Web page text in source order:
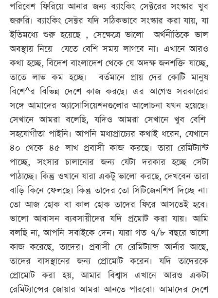
পরিবেশ ফিরিয়ে আনার জন্য ব্যাংকিং সেক্টরের সংস্কার খুব
জরুরি। ব্যাংকিং সেক্টর যদি সঠিকভাবে সংস্কার করা যায়, যা
ইতিমধ্যে শুরু হয়েছে , সেক্ষেত্রে ভালো অর্থনীতিকে ভাল
অবস্থায় নিয়ে যেতে বেশি সময় লাগবে না। এখানে আরও
কথা হচ্ছে, বিদেশ বাংলাদেশ থেকে যে অদক্ষ জনশক্তি যাচ্ছে,
তাতে লাভ কম হচ্ছে। বর্তমানে প্রায় দের কোটি মানুষ
বিশে^র বিভিন্ন দেশে কাজ করছে। এর আগেও সরকারের
সঙ্গে আমাদের অ্যাসোসিয়েশনগুলোর আলোচনা যখন হয়েছে।
সেখানে আমরা বলেছি, যদিও আমরা সেখানে খুব বেশি
সহযোগীতা পাইনি। আপনি মধ্যপ্রাচ্যের কথাই ধরেন, যেখানে
৪০ থেকে ৪৫ লাখ প্রবাসী কাজ করছে। তারা রেমিট্যান্ট
পাচ্ছে, সংসার চালানোর জন্য যেটা দরকার হচ্ছে সেটা
পাঠাচ্ছে। কিন্তু ওখানে যারা একটু ভালো করছে, দেখবেন তারা
বাড়ি কিনে ফেলছে। কিন্তু তাদের তো সিটিজেনশিপ দিচ্ছে না।
তো আজ হোক বা কাল হোক তাদের ফিরে আসতেই হবে।
ভালো আবাসন ব্যবসায়ীদের যদি প্রমোট করা যায়। আমি
বলছি না, আপনি সবাইকে দেন। যারা গত ৭/৮ বছরে ভালো
কাজ করেছে, তাদের। প্রবাসী যে রেমিট্যান্স আর্নার আছে,
তাদের বাসস্থানের জন্য প্রোমোট করেন। যদি তাদেরকে
প্রোমোট করা হয়, আমার বিশ্বাস এখানে আরও একটা
রেমিট্যান্সের জোয়ার আমরা আনতে পারবো। আমাদের দেশে